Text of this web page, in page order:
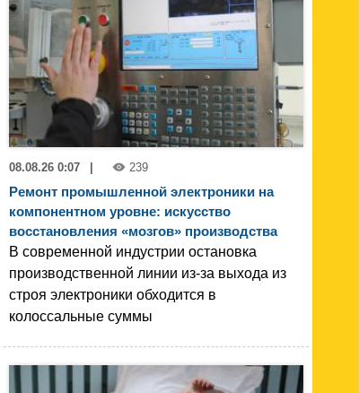
08.08.26 0:07 239
Ремонт промышленной электроники на
компонентном уровне: искусство
восстановления «мозгов» производства
В современной индустрии остановка
производственной линии из-за выхода из
строя электроники обходится в
колоссальные суммы